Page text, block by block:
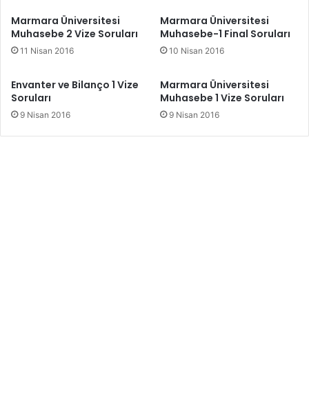
Marmara Üniversitesi
Muhasebe 2 Vize Soruları
11 Nisan 2016
Marmara Üniversitesi
Muhasebe-1 Final Soruları
10 Nisan 2016
Envanter ve Bilanço 1 Vize
Soruları
9 Nisan 2016
Marmara Üniversitesi
Muhasebe 1 Vize Soruları
9 Nisan 2016